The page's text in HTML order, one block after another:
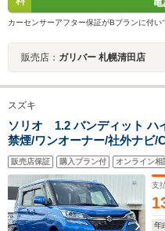
カーセンサーアフター保証がBプランに付い
販売店： ガリバー 札幌清田店
スズキ
ソリオ 1.2 バンディット ハ
禁煙/ワンオーナー/社外ナビ/
トヒーター/ドライブレコー
バックカメラ/パドルシフト/
販売店保証 購入プラン付 オンライン相
支
年